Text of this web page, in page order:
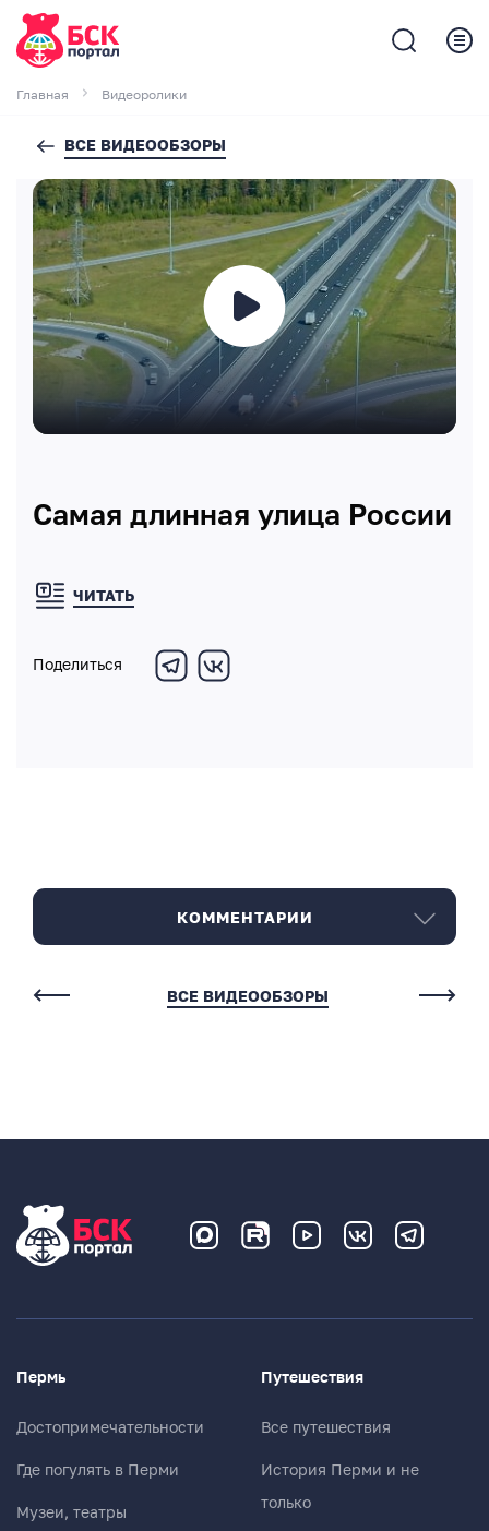
Главная Видеоролики
ВСЕ ВИДЕООБЗОРЫ
Самая длинная улица России
ЧИТАТЬ
Поделиться
КОММЕНТАРИИ
Комментарии
Написать комментарий
Имя*
Получать уведомления об ответах
ВСЕ ВИДЕООБЗОРЫ
Пермь
Достопримечательности
Где погулять в Перми
Музеи, театры
Путешествия
Все путешествия
История Перми и не
только